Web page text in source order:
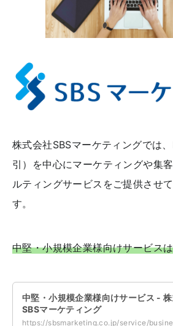
株式会社SBSマーケティングでは
引）を中心にマーケティングや集
ルティングサービスをご提供させ
す。
中堅・小規模企業様向けサービスは
中堅・小規模企業様向けサービス -
SBSマーケティング
https://sbsmarketing.co.jp/service/